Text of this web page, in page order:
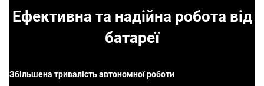
Ефективна та надійна робота від
батареї
Збільшена тривалість автономної роботи